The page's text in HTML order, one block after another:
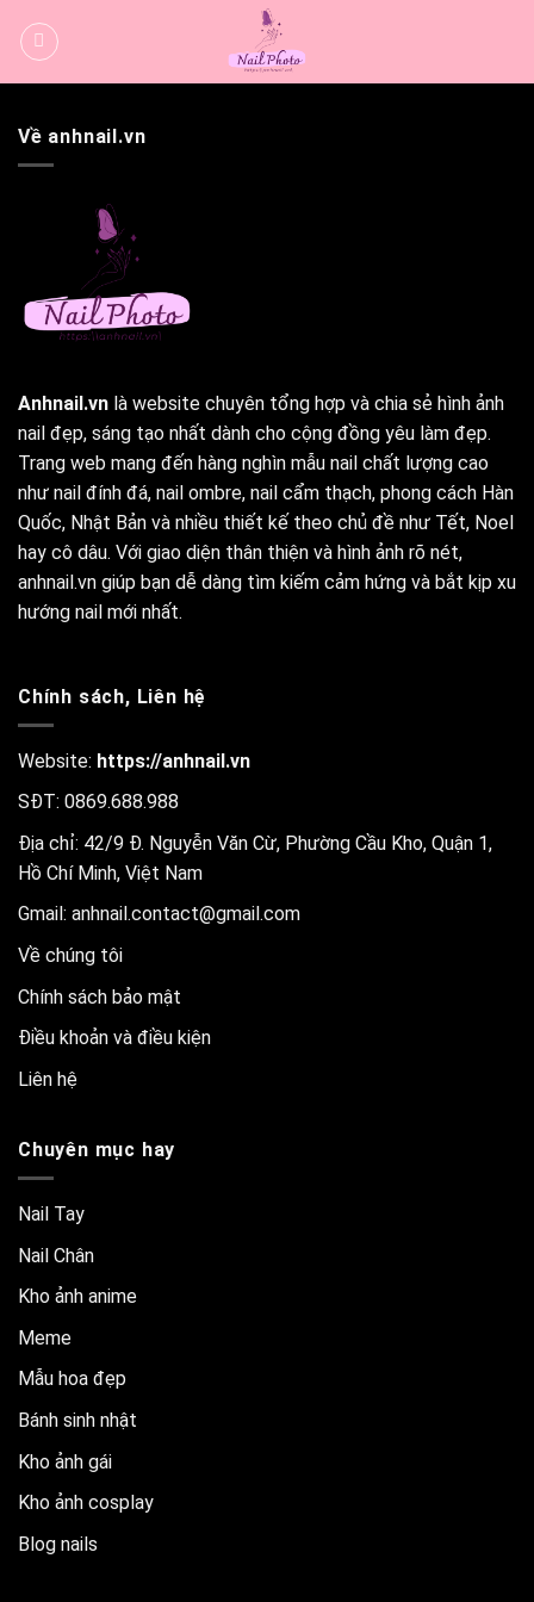
qua
Về anhnail.vn
Anhnail.vn là website chuyên tổng hợp và chia sẻ hình ảnh
nail đẹp, sáng tạo nhất dành cho cộng đồng yêu làm đẹp.
Trang web mang đến hàng nghìn mẫu nail chất lượng cao
như nail đính đá, nail ombre, nail cẩm thạch, phong cách Hàn
Quốc, Nhật Bản và nhiều thiết kế theo chủ đề như Tết, Noel
hay cô dâu. Với giao diện thân thiện và hình ảnh rõ nét,
anhnail.vn giúp bạn dễ dàng tìm kiếm cảm hứng và bắt kịp xu
hướng nail mới nhất.
Chính sách, Liên hệ
Website: https://anhnail.vn
SĐT: 0869.688.988
Địa chỉ: 42/9 Đ. Nguyễn Văn Cừ, Phường Cầu Kho, Quận 1,
Hồ Chí Minh, Việt Nam
Gmail: anhnail.contact@gmail.com
Về chúng tôi
Chính sách bảo mật
Điều khoản và điều kiện
Liên hệ
Chuyên mục hay
Nail Tay
Nail Chân
Kho ảnh anime
Meme
Mẫu hoa đẹp
Bánh sinh nhật
Kho ảnh gái
Kho ảnh cosplay
Blog nails